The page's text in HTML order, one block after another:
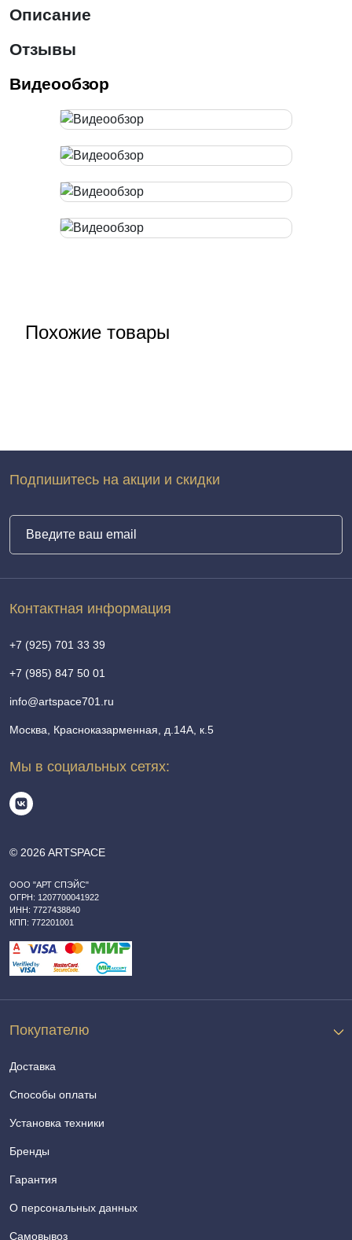
Описание
Отзывы
Видеообзор
Похожие товары
© 2026 ARTSPACE
ООО "АРТ СПЭЙС"
ОГРН: 1207700041922
ИНН: 7727438840
КПП: 772201001
Покупателю
Доставка
Способы оплаты
Установка техники
Бренды
Гарантия
О персональных данных
Самовывоз
Контактная информация
+7 (925) 701 33 39
+7 (985) 847 50 01
info@artspace701.ru
Москва, Красноказарменная, д.14А, к.5
Мы в социальных сетях:
Подпишитесь на акции и скидки